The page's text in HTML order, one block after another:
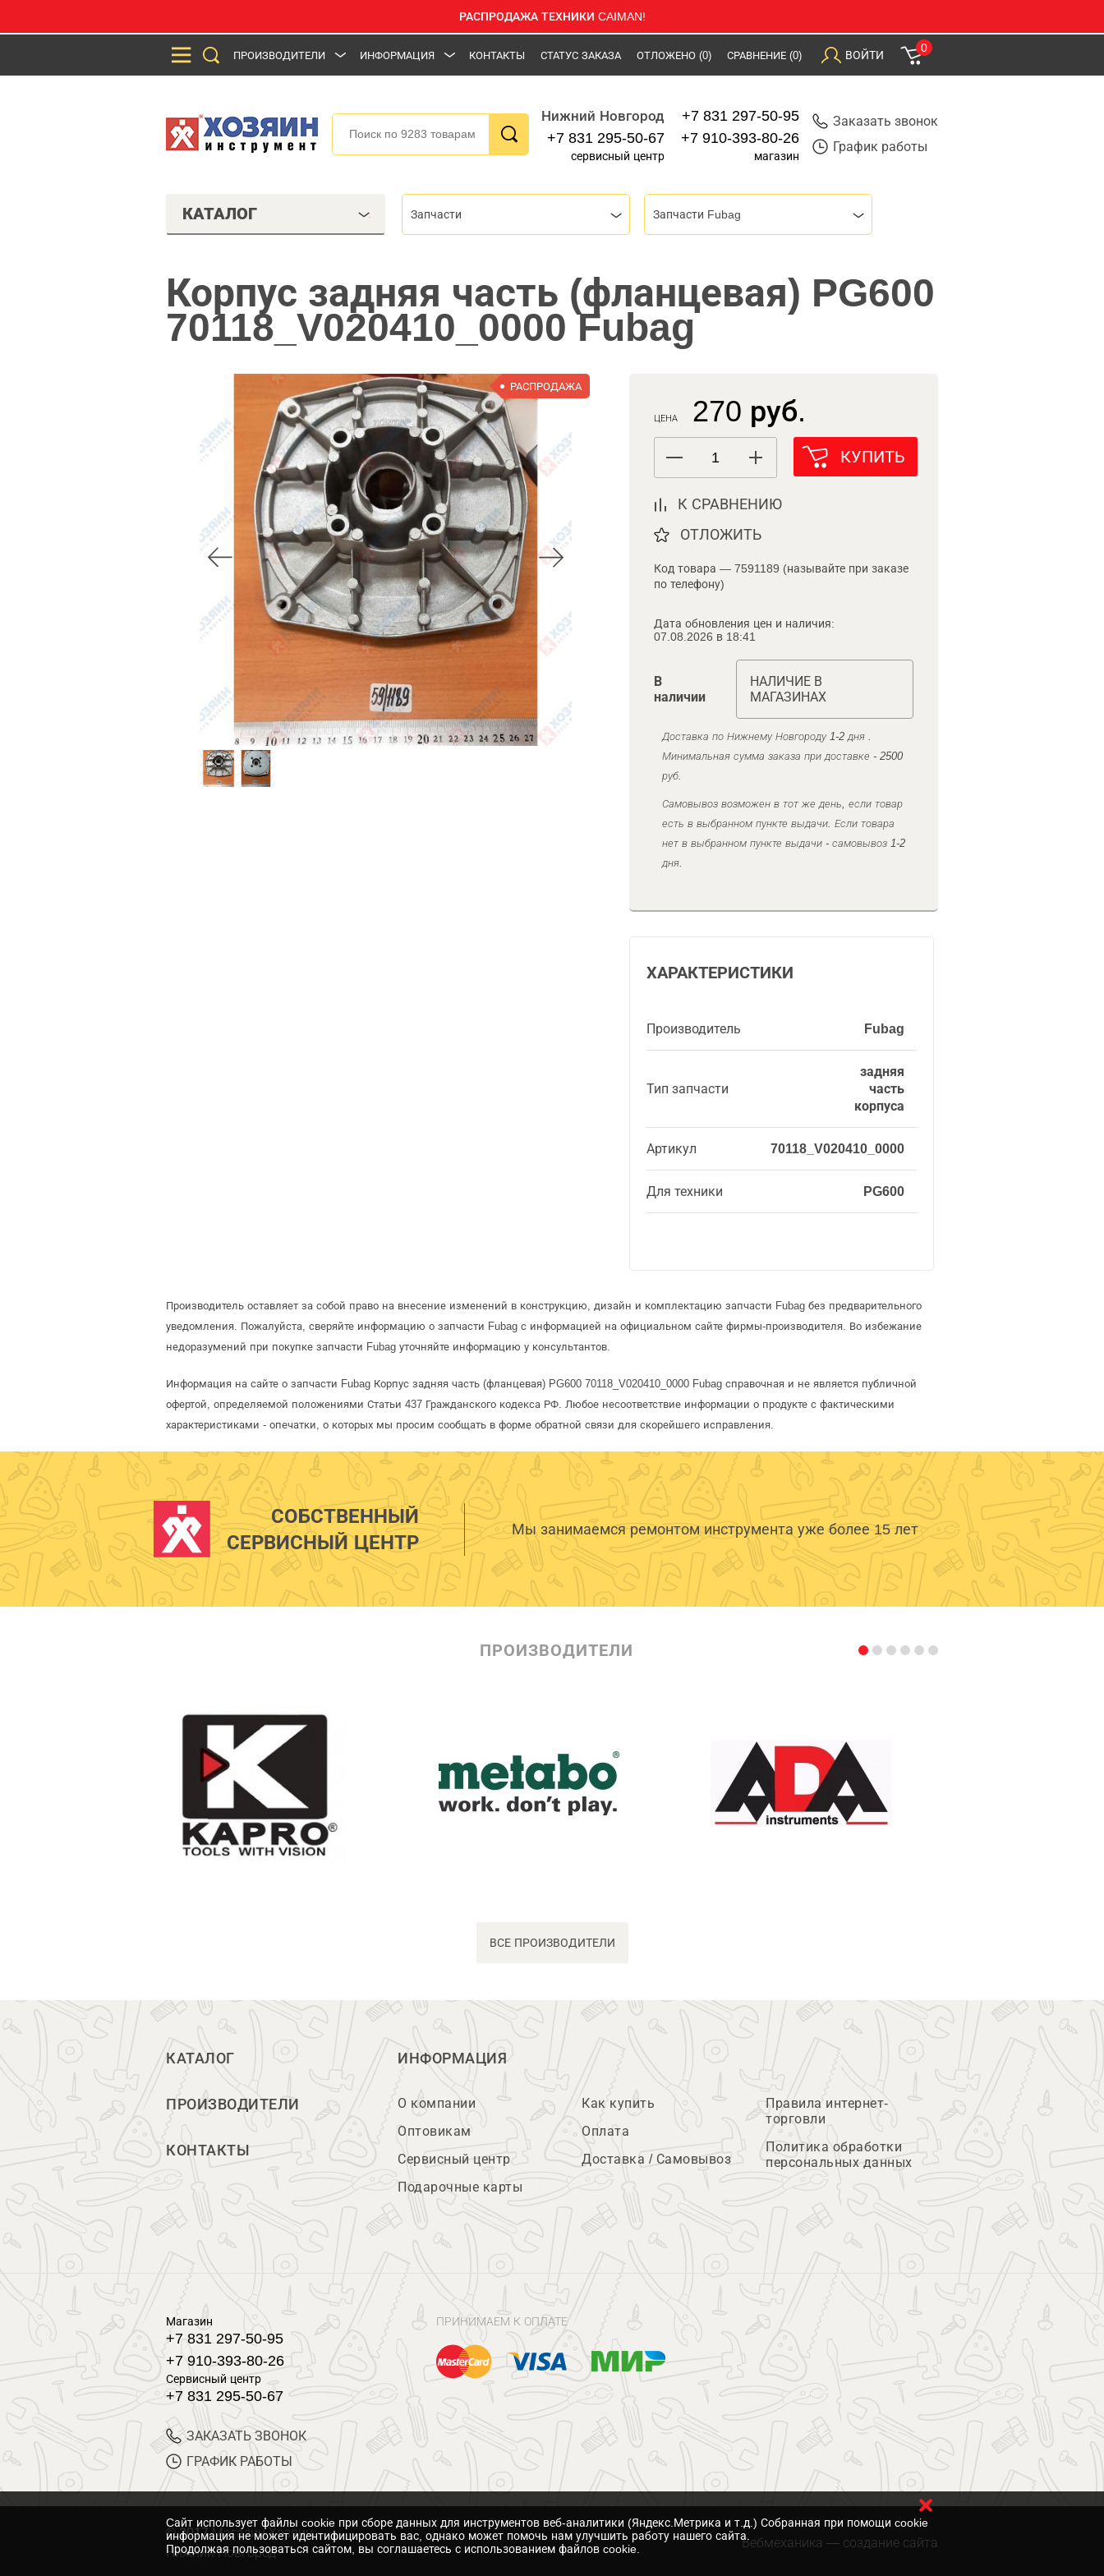
РАСПРОДАЖА ТЕХНИКИ CAIMAN!
ПРОИЗВОДИТЕЛИ ИНФОРМАЦИЯ КОНТАКТЫ СТАТУС ЗАКАЗА ОТЛОЖЕНО (0) СРАВНЕНИЕ (0) ВОЙТИ
0
Нижний Новгород
+7 831 295-50-67
сервисный центр
+7 831 297-50-95
+7 910-393-80-26
магазин
Заказать звонок
График работы
КАТАЛОГ Запчасти Запчасти Fubag
Корпус задняя часть (фланцевая) PG600
70118_V020410_0000 Fubag
РАСПРОДАЖА
ЦЕНА 270 руб.
КУПИТЬ
К СРАВНЕНИЮ
ОТЛОЖИТЬ
Код товара — 7591189 (называйте при заказе
по телефону)
Дата обновления цен и наличия:
07.08.2026 в 18:41
В
наличии
НАЛИЧИЕ В
МАГАЗИНАХ
Доставка по Нижнему Новгороду 1-2 дня .
Минимальная сумма заказа при доставке - 2500
руб.
Самовывоз возможен в тот же день, если товар
есть в выбранном пункте выдачи. Если товара
нет в выбранном пункте выдачи - самовывоз 1-2
дня.
ХАРАКТЕРИСТИКИ
Производитель Fubag
Тип запчасти
задняя
часть
корпуса
Артикул 70118_V020410_0000
Для техники PG600
Производитель оставляет за собой право на внесение изменений в конструкцию, дизайн и комплектацию запчасти Fubag без предварительного
уведомления. Пожалуйста, сверяйте информацию о запчасти Fubag с информацией на официальном сайте фирмы-производителя. Во избежание
недоразумений при покупке запчасти Fubag уточняйте информацию у консультантов.
Информация на сайте о запчасти Fubag Корпус задняя часть (фланцевая) PG600 70118_V020410_0000 Fubag справочная и не является публичной
офертой, определяемой положениями Статьи 437 Гражданского кодекса РФ. Любое несоответствие информации о продукте с фактическими
характеристиками - опечатки, о которых мы просим сообщать в форме обратной связи для скорейшего исправления.
СОБСТВЕННЫЙ
СЕРВИСНЫЙ ЦЕНТР
Мы занимаемся ремонтом инструмента уже более 15 лет
ПРОИЗВОДИТЕЛИ
ВСЕ ПРОИЗВОДИТЕЛИ
КАТАЛОГ
ПРОИЗВОДИТЕЛИ
КОНТАКТЫ
ИНФОРМАЦИЯ
О компании
Оптовикам
Сервисный центр
Подарочные карты
Как купить
Оплата
Доставка / Самовывоз
Правила интернет-
торговли
Политика обработки
персональных данных
Магазин
+7 831 297-50-95
+7 910-393-80-26
Сервисный центр
+7 831 295-50-67
ЗАКАЗАТЬ ЗВОНОК
ГРАФИК РАБОТЫ
ПРИНИМАЕМ К ОПЛАТЕ
© 2017 Магазин Хозяин
Нижний Новгород
Вебмеханика — создание сайта
Cайт использует файлы cookie при сборе данных для инструментов веб-аналитики (Яндекс.Метрика и т.д.) Собранная при помощи cookie
информация не может идентифицировать вас, однако может помочь нам улучшить работу нашего сайта.
Продолжая пользоваться сайтом, вы соглашаетесь с использованием файлов cookie.